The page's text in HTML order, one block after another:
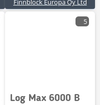
Finnblock Europa Oy Ltd
5
Log Max 6000 B